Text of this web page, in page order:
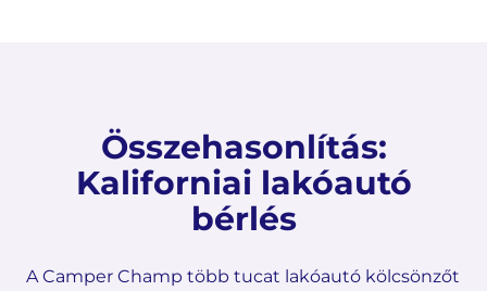
Összehasonlítás:
Kaliforniai lakóautó
bérlés
A Camper Champ több tucat lakóautó kölcsönzőt